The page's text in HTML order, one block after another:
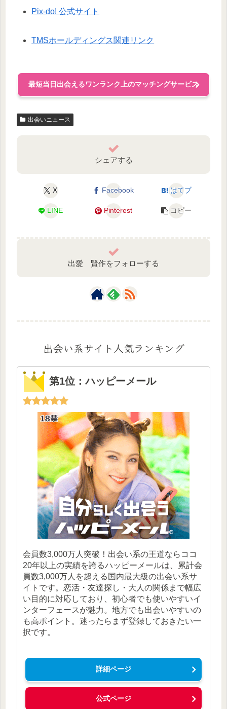
Pix-do! 公式サイト
TMSホールディングス関連リンク
最短当日出会えるワンランク上のマッチングサービス
出会いニュース
シェアする
X Facebook はてブ
LINE Pinterest コピー
出愛 賢作をフォローする
出会い系サイト人気ランキング
第1位：ハッピーメール
会員数3,000万人突破！出会い系の王道ならココ
20年以上の実績を誇るハッピーメールは、累計会
員数3,000万人を超える国内最大級の出会い系サ
イトです。恋活・友達探し・大人の関係まで幅広
い目的に対応しており、初心者でも使いやすいイ
ンターフェースが魅力。地方でも出会いやすいの
も高ポイント。迷ったらまず登録しておきたい一
択です。
詳細ページ
公式ページ